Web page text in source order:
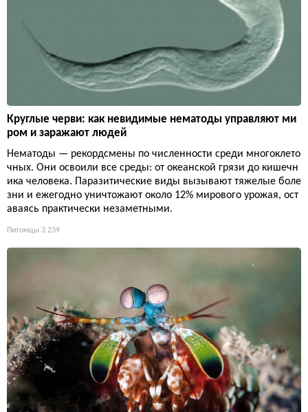
Круглые черви: как невидимые нематоды управляют ми
ром и заражают людей
Нематоды — рекордсмены по численности среди многоклето
чных. Они освоили все среды: от океанской грязи до кишечн
ика человека. Паразитические виды вызывают тяжелые боле
зни и ежегодно уничтожают около 12% мирового урожая, ост
аваясь практически незаметными.
Питомцы 3 239